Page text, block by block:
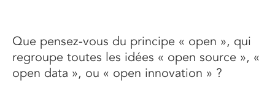
Que pensez-vous du principe « open », qui
regroupe toutes les idées « open source », «
open data », ou « open innovation » ?